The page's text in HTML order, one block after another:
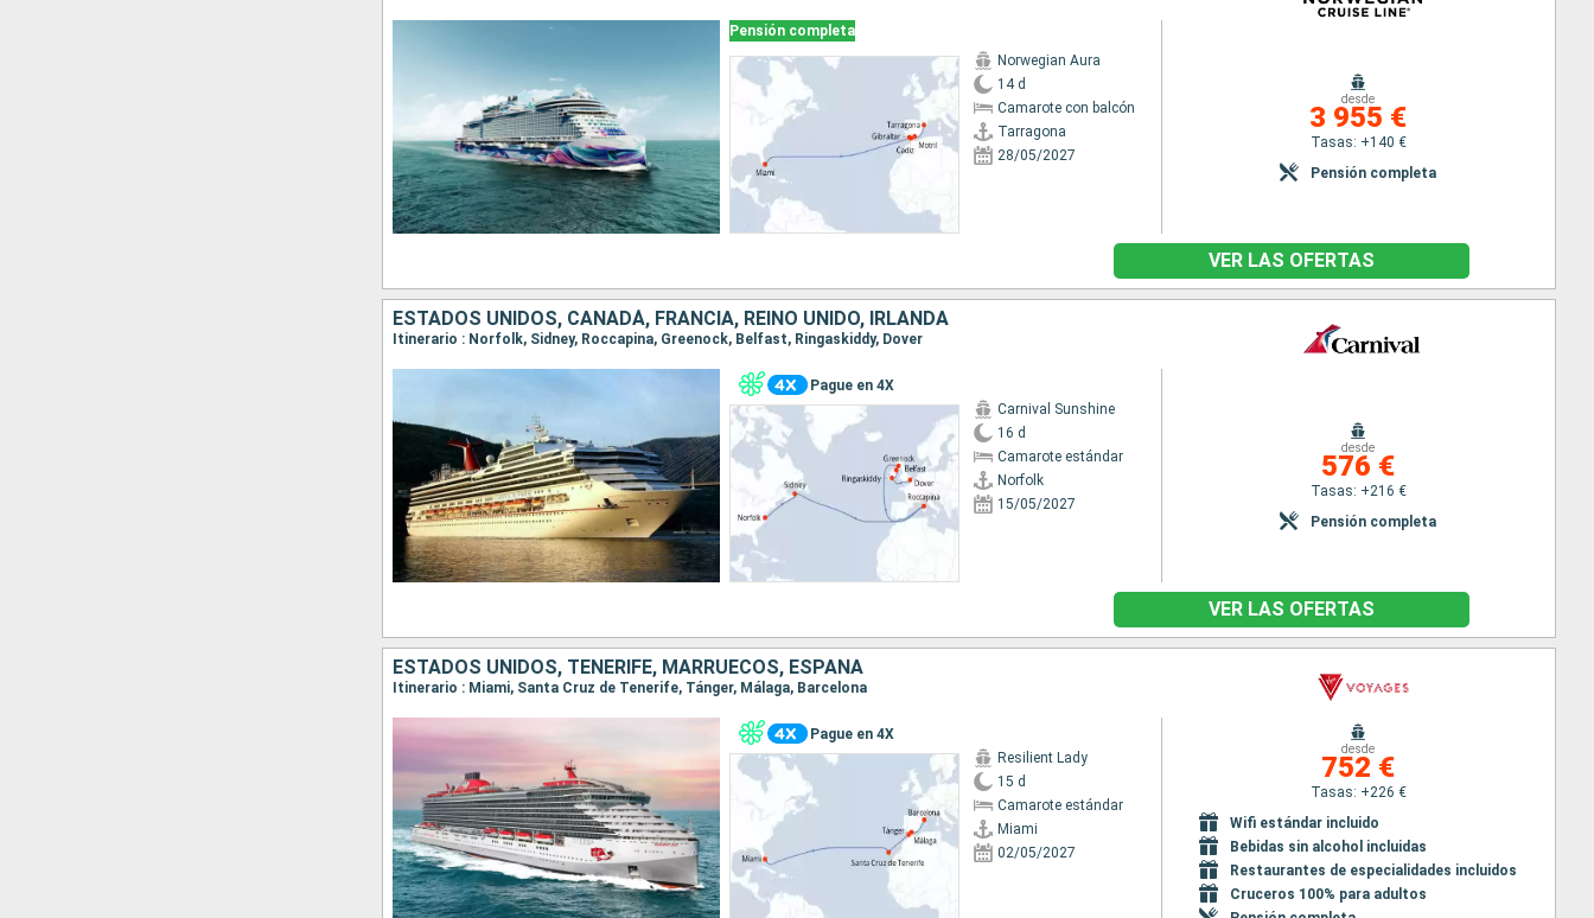
Pensión completa
Norwegian Aura
14 d
Camarote con balcón
Tarragona
28/05/2027
desde
3 955 €
Tasas: +140 €
Pensión completa
VER LAS OFERTAS
ESTADOS UNIDOS, CANADÁ, FRANCIA, REINO UNIDO, IRLANDA
Itinerario : Norfolk, Sidney, Roccapina, Greenock, Belfast, Ringaskiddy, Dover
Pague en 4X
Carnival Sunshine
16 d
Camarote estándar
Norfolk
15/05/2027
desde
576 €
Tasas: +216 €
Pensión completa
VER LAS OFERTAS
ESTADOS UNIDOS, TENERIFE, MARRUECOS, ESPAÑA
Itinerario : Miami, Santa Cruz de Tenerife, Tánger, Málaga, Barcelona
Pague en 4X
Resilient Lady
15 d
Camarote estándar
Miami
02/05/2027
desde
752 €
Tasas: +226 €
Wifi estándar incluido
Bebidas sin alcohol incluidas
Restaurantes de especialidades incluidos
Cruceros 100% para adultos